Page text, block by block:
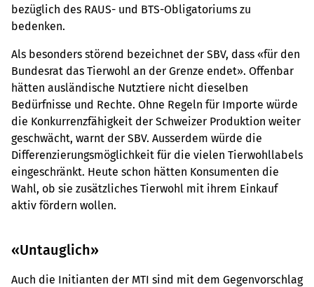
bezüglich des RAUS- und BTS-Obligatoriums zu
bedenken.
Als besonders störend bezeichnet der SBV, dass «für den
Bundesrat das Tierwohl an der Grenze endet». Offenbar
hätten ausländische Nutztiere nicht dieselben
Bedürfnisse und Rechte. Ohne Regeln für Importe würde
die Konkurrenzfähigkeit der Schweizer Produktion weiter
geschwächt, warnt der SBV. Ausserdem würde die
Differenzierungsmöglichkeit für die vielen Tierwohllabels
eingeschränkt. Heute schon hätten Konsumenten die
Wahl, ob sie zusätzliches Tierwohl mit ihrem Einkauf
aktiv fördern wollen.
«Untauglich»
Auch die Initianten der MTI sind mit dem Gegenvorschlag